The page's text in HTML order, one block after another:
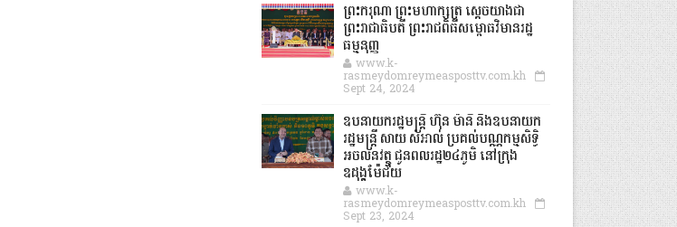
ព្រះករុណា ព្រះមហាក្សត្រ ស្តេចយាងជា
ព្រះរាជាធិបតី ព្រះរាជពិធីសម្ពោធវិមានរដ្ឋ
ធម្មនុញ្ញ
www.k-
rasmeydomreymeasposttv.com.kh
Sept 24, 2024
ឧបនាយករដ្ឋមន្ដ្រី ហ៊ុន ម៉ានី និងឧបនាយក
រដ្ឋមន្ដ្រី សាយ សំអាល់ ប្រគល់បណ្ណកម្មសិទ្ធិ
អចលនវត្ថុ ជូនពលរដ្ឋ២៤ភូមិ នៅក្រុង
ឧដុង្គម៉ែជ័យ
www.k-
rasmeydomreymeasposttv.com.kh
Sept 23, 2024